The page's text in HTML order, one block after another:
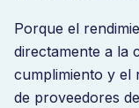
Porque el
directamente a la
cumplimiento y el
de proveedores